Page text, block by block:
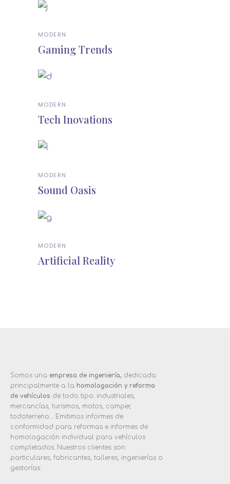
MODERN
Gaming Trends
MODERN
Tech Inovations
MODERN
Sound Oasis
MODERN
Artificial Reality
Somos una empresa de ingeniería, dedicada
principalmente a la homologación y reforma
de vehículos de todo tipo: industriales,
mercancías, turismos, motos, camper,
todoterreno… Emitimos informes de
conformidad para reformas e informes de
homologación individual para vehículos
completados. Nuestros clientes son
particulares, fabricantes, talleres, ingenierías o
gestorías.